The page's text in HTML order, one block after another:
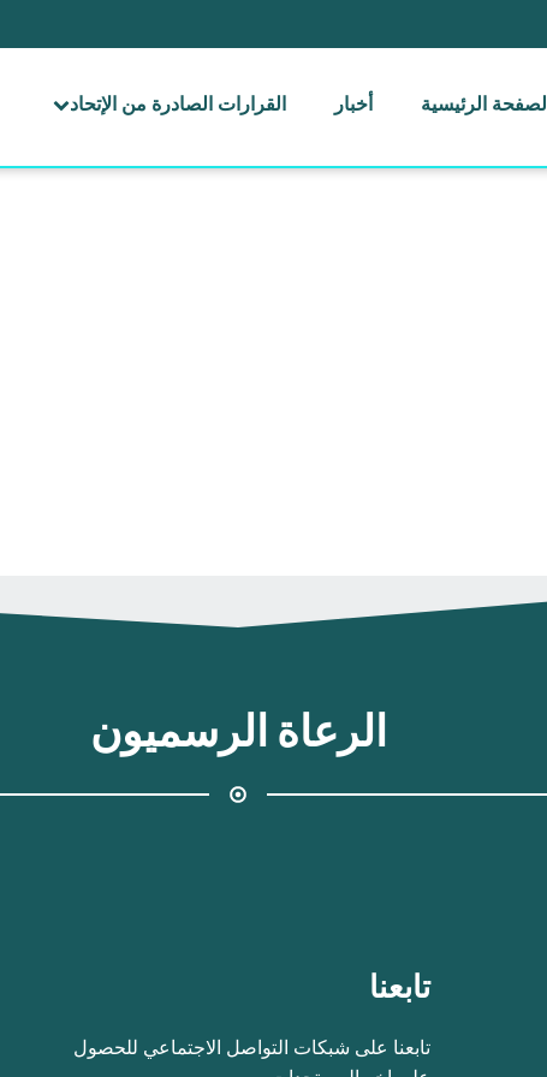
الصفحة الرئيسية أخبار القرارات الصادرة من الإتحاد
الرعاة الرسميون
تابعنا
تابعنا على شبكات التواصل الاجتماعي للحصول